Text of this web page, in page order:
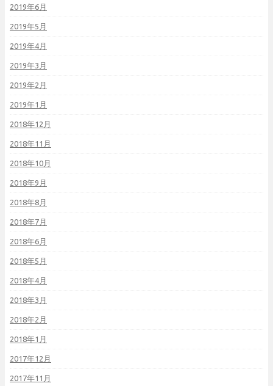
2019年6月
2019年5月
2019年4月
2019年3月
2019年2月
2019年1月
2018年12月
2018年11月
2018年10月
2018年9月
2018年8月
2018年7月
2018年6月
2018年5月
2018年4月
2018年3月
2018年2月
2018年1月
2017年12月
2017年11月